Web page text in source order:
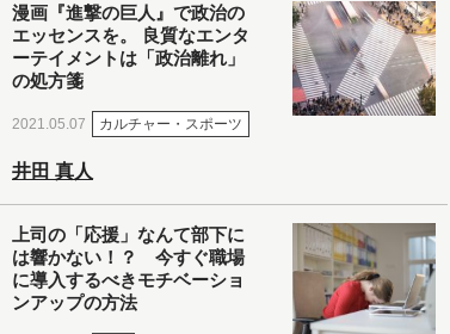
漫画『進撃の巨人』で政治の
エッセンスを。 良質なエンタ
ーテイメントは「政治離れ」
の処方箋
2021.05.07 カルチャー・スポーツ
井田 真人
上司の「応援」なんて部下に
は響かない！？ 今すぐ職場
に導入するべきモチベーショ
ンアップの方法